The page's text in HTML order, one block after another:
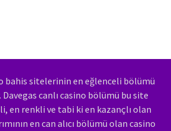
bahis sitelerinin en eğlenceli bölümü
canlı casino bölümü bu site
en renkli ve tabi ki en kazançlı olan
en can alıcı bölümü olan casino